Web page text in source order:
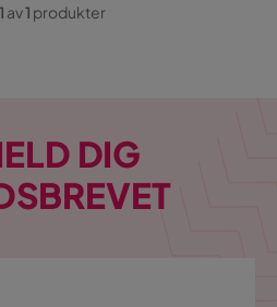
1 av1 produkter
DIG